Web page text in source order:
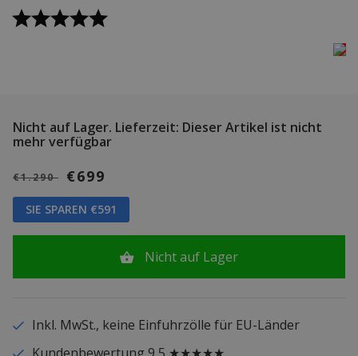
Nicht auf Lager. Lieferzeit: Dieser Artikel ist nicht
mehr verfügbar
€1.290 €699
SIE SPAREN €591
Nicht auf Lager
Inkl. MwSt., keine Einfuhrzölle für EU-Länder